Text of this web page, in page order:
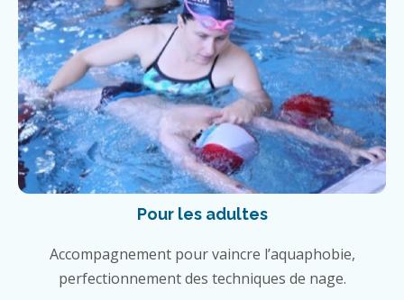
Pour les adultes
Accompagnement pour vaincre l’aquaphobie,
perfectionnement des techniques de nage.